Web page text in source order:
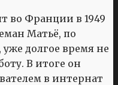
во Франции в 1949
Матьё, по
долгое время не
В итоге он
в интернат